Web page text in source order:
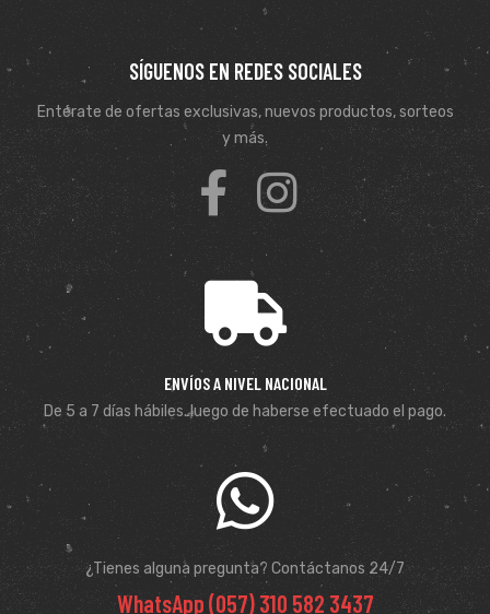
SÍGUENOS EN REDES SOCIALES
Entérate de ofertas exclusivas, nuevos productos, sorteos
y más.
ENVÍOS A NIVEL NACIONAL
De 5 a 7 días hábiles. luego de haberse efectuado el pago.
¿Tienes alguna pregunta? Contáctanos 24/7
WhatsApp (057) 310 582 3437